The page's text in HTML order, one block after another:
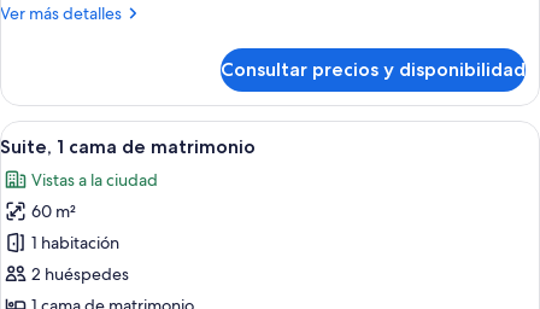
matrimonio,
personas
con
discapacidad
(Roll-
In
Shower)
Ver más detalles
Más
estándar,
cama
matrimonio,
accesible
para
personas
con
discapacidad
Consultar precios y disponibilidad
Abrir
todas
las
fotos
de
Suite,
1
Una habitación de hotel con una
10
Suite, 1 cama de matrimonio
Vistas a la ciudad
60 m²
1 habitación
2 huéspedes